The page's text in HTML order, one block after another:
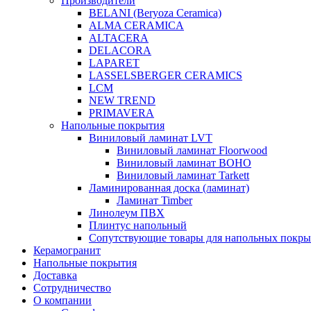
BELANI (Beryoza Ceramica)
ALMA CERAMICA
ALTACERA
DELACORA
LAPARET
LASSELSBERGER CERAMICS
LCM
NEW TREND
PRIMAVERA
Напольные покрытия
Виниловый ламинат LVT
Виниловый ламинат Floorwood
Виниловый ламинат BOHO
Виниловый ламинат Tarkett
Ламинированная доска (ламинат)
Ламинат Timber
Линолеум ПВХ
Плинтус напольный
Сопутствующие товары для напольных
Керамогранит
Напольные покрытия
Доставка
Сотрудничество
О компании